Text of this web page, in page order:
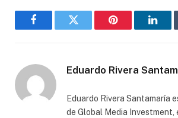
FacebookGorjeo Pinterest
Eduardo Rivera
Eduardo Rivera Santamaría
de Global Media Investment,